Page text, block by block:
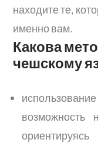
находите те,
именно вам.
Какова
чешскому
возможность